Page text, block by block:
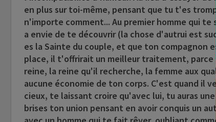
en plus sur toi-même, pensant que tu t'es
n'importe comment... Au premier homme qui te
a envie de te découvrir (la chose d'autrui est
es la Sainte du couple, et que ton compagnon
place, il t'offrirait un meilleur traitement,
reine, la reine qu'il recherche, la femme aux
aucune économie de ton corps. C'est quand il
cieux, te laissant croire qu'avec lui, tu auras
brises ton union pensant en avoir conquis un